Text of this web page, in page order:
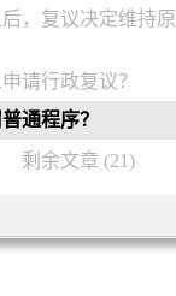
，复议决定维持
请行政复议？
通程序？
剩余文章 (21)